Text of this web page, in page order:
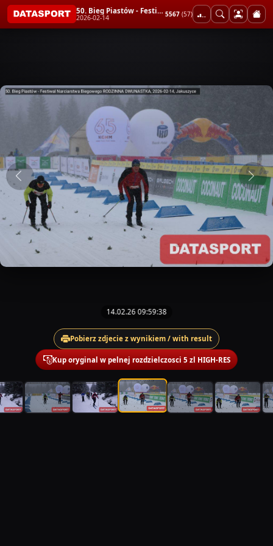
50. Bieg Piastów - Festiwal Narciarstwa Biegowego RODZINNA DWUNASTKA
2026-02-14 5567 (57)
14.02.26 09:59:38
Pobierz zdjecie z wynikiem / with result
Kup oryginal w pelnej rozdzielczosci 5 zl HIGH-RES